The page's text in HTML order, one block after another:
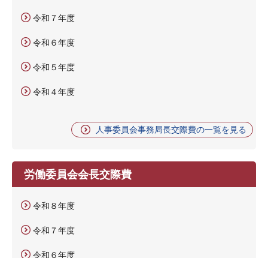
令和７年度
令和６年度
令和５年度
令和４年度
人事委員会事務局長交際費の一覧を見る
労働委員会会長交際費
令和８年度
令和７年度
令和６年度